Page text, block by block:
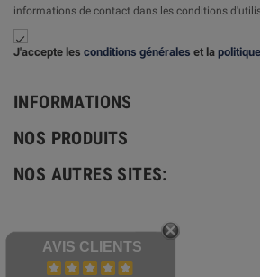
informations de contact dans les conditions

J'accepte les conditions générales et la
INFORMATIONS
NOS PRODUITS
NOS AUTRES SITES:
AVIS CLIENTS